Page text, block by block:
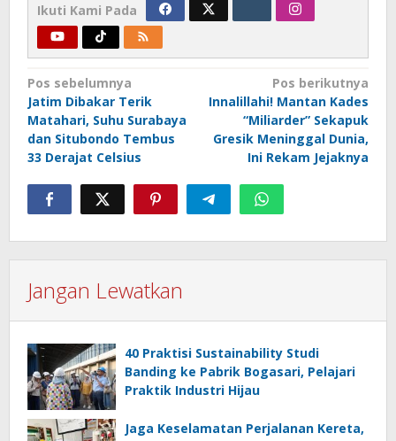
Ikuti Kami Pada
Navigasi
pos
Pos sebelumnya
Jatim Dibakar Terik
Matahari, Suhu Surabaya
dan Situbondo Tembus
33 Derajat Celsius
Pos berikutnya
Innalillahi! Mantan Kades
“Miliarder” Sekapuk
Gresik Meninggal Dunia,
Ini Rekam Jejaknya
Jangan Lewatkan
40 Praktisi Sustainability Studi
Banding ke Pabrik Bogasari, Pelajari
Praktik Industri Hijau
Jaga Keselamatan Perjalanan Kereta,